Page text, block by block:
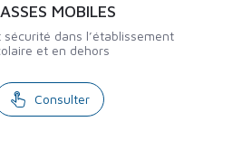
MOBILES
sécurité dans l’établissement
et en dehors
Consulter